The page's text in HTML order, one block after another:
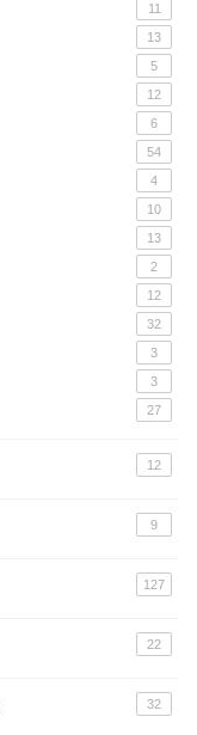
11
13
5
12
6
54
4
10
13
2
12
32
3
3
27
12
9
127
22
32